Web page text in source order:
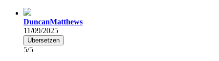
DuncanMatthews
11/09/2025
Übersetzen
5/5